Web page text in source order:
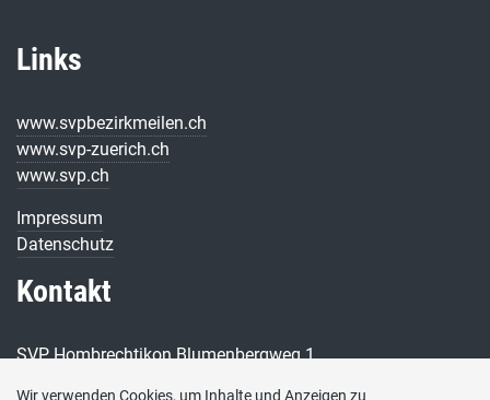
Links
www.svpbezirkmeilen.ch
www.svp-zuerich.ch
www.svp.ch
Impressum
Datenschutz
Kontakt
SVP Hombrechtikon Blumenbergweg 1
Wir verwenden Cookies, um Inhalte und Anzeigen zu